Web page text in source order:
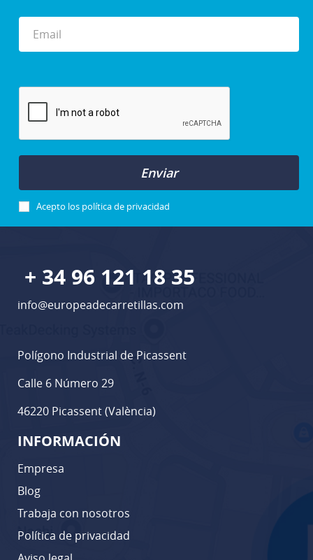
Enviar
Acepto los política de privacidad
+ 34 96 121 18 35
info@europeadecarretillas.com
Polígono Industrial de Picassent
Calle 6 Número 29
46220 Picassent (València)
INFORMACIÓN
Empresa
Blog
Trabaja con nosotros
Política de privacidad